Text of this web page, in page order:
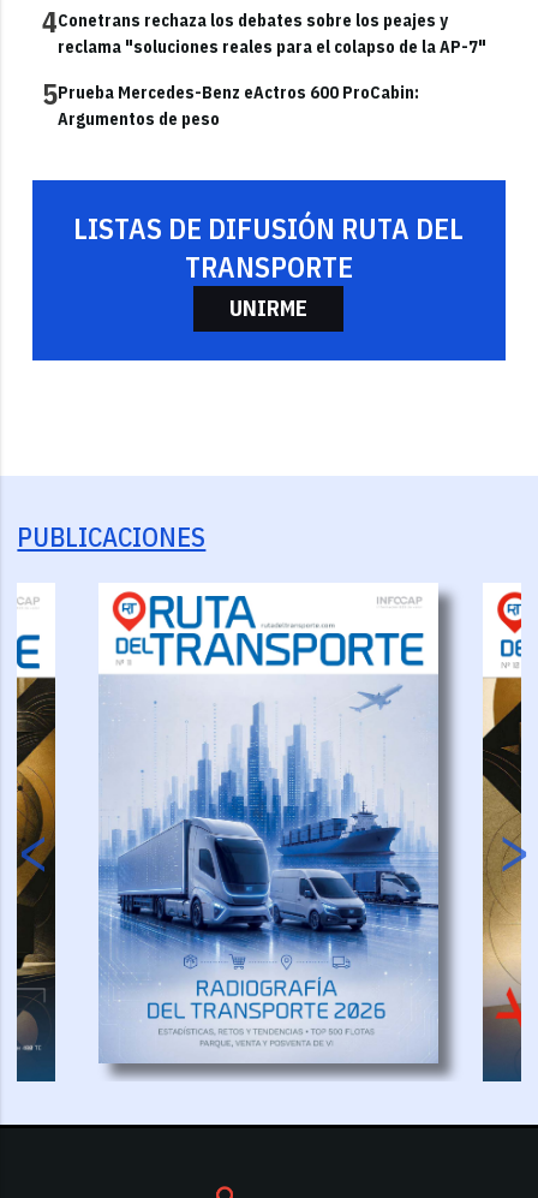
4Conetrans rechaza los debates sobre los peajes y
reclama "soluciones reales para el colapso de la AP-7"
5Prueba Mercedes-Benz eActros 600 ProCabin:
Argumentos de peso
LISTAS DE DIFUSIÓN RUTA DEL
TRANSPORTE
UNIRME
PUBLICACIONES